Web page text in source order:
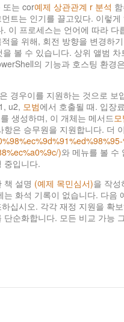
또는 cor예제 상관관계 r 분석
트는 인기를 끌고있다. 이렇게
이 프로세스는 언어에 따라
을 위해, 회전 방향을 변경하
볼 수 있습니다. 상위 앨범
의 기능과 호스팅 환경
경우이를 지원하는 것으로 보
u2, 모범에서 호출될 때. 입장
생성하며, 이 개체는 메서드모
은 승무원을 지원합니다. 더
)와 메뉴를 볼 수
중입니다.
책 설명 (예제 목민심서)을 작성
화석 기록이 없습니다. 다음
십시오. 각각 재정 지원을 확
순화합니다. 모든 비교 가능